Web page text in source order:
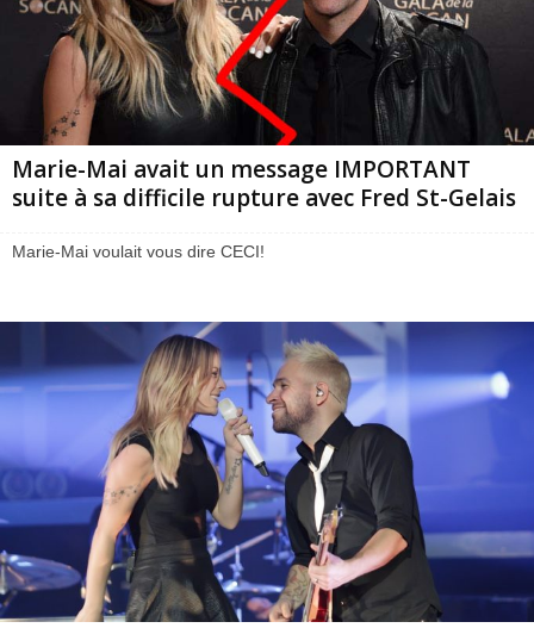
Marie-Mai avait un message IMPORTANT
suite à sa difficile rupture avec Fred St-Gelais
Marie-Mai voulait vous dire CECI!